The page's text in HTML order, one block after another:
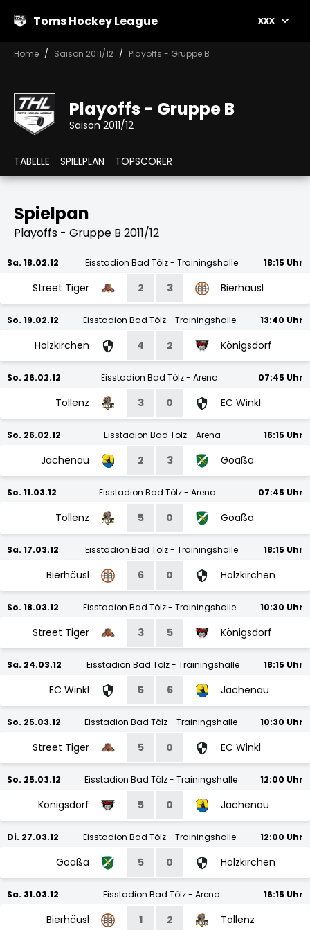
Toms Hockey League xxx
Home Saison 2011/12 Playoffs - Gruppe B
Playoffs - Gruppe B
Saison 2011/12
TABELLE SPIELPLAN TOPSCORER
Spielpan
Playoffs - Gruppe B 2011/12
Sa. 18.02.12 Eisstadion Bad Tölz - Trainingshalle 18:15 Uhr
Street Tiger 2 3 Bierhäusl
So. 19.02.12 Eisstadion Bad Tölz - Trainingshalle 13:40 Uhr
Holzkirchen 4 2 Königsdorf
So. 26.02.12 Eisstadion Bad Tölz - Arena 07:45 Uhr
Tollenz 3 0 EC Winkl
So. 26.02.12 Eisstadion Bad Tölz - Arena 16:15 Uhr
Jachenau 2 3 Goaßa
So. 11.03.12 Eisstadion Bad Tölz - Arena 07:45 Uhr
Tollenz 5 0 Goaßa
Sa. 17.03.12 Eisstadion Bad Tölz - Trainingshalle 18:15 Uhr
Bierhäusl 6 0 Holzkirchen
So. 18.03.12 Eisstadion Bad Tölz - Trainingshalle 10:30 Uhr
Street Tiger 3 5 Königsdorf
Sa. 24.03.12 Eisstadion Bad Tölz - Trainingshalle 18:15 Uhr
EC Winkl 5 6 Jachenau
So. 25.03.12 Eisstadion Bad Tölz - Trainingshalle 10:30 Uhr
Street Tiger 5 0 EC Winkl
So. 25.03.12 Eisstadion Bad Tölz - Trainingshalle 12:00 Uhr
Königsdorf 5 0 Jachenau
Di. 27.03.12 Eisstadion Bad Tölz - Trainingshalle 12:00 Uhr
Goaßa 5 0 Holzkirchen
Sa. 31.03.12 Eisstadion Bad Tölz - Arena 16:15 Uhr
Bierhäusl 1 2 Tollenz